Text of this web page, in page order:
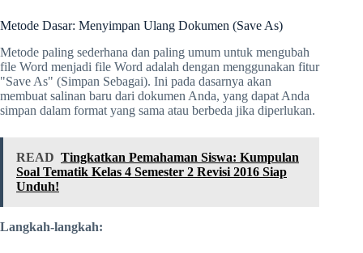
Metode Dasar: Menyimpan Ulang Dokumen (Save As)
Metode paling sederhana dan paling umum untuk mengubah
file Word menjadi file Word adalah dengan menggunakan fitur
"Save As" (Simpan Sebagai). Ini pada dasarnya akan
membuat salinan baru dari dokumen Anda, yang dapat Anda
simpan dalam format yang sama atau berbeda jika diperlukan.
READ Tingkatkan Pemahaman Siswa: Kumpulan
Soal Tematik Kelas 4 Semester 2 Revisi 2016 Siap
Unduh!
Langkah-langkah: